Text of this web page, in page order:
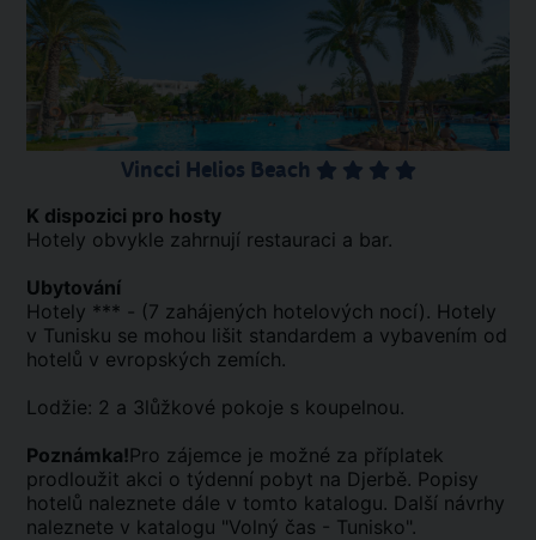
Vincci Helios Beach
K dispozici pro hosty
Hotely obvykle zahrnují restauraci a bar.
Ubytování
Hotely *** - (7 zahájených hotelových nocí). Hotely
v Tunisku se mohou lišit standardem a vybavením od
hotelů v evropských zemích.
Lodžie: 2 a 3lůžkové pokoje s koupelnou.
Poznámka!Pro zájemce je možné za příplatek
prodloužit akci o týdenní pobyt na Djerbě. Popisy
hotelů naleznete dále v tomto katalogu. Další návrhy
naleznete v katalogu "Volný čas - Tunisko".